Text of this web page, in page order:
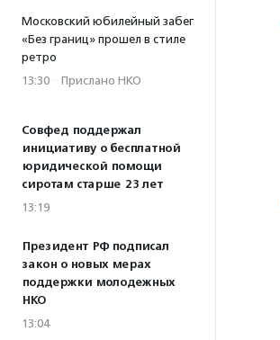
Московский юбилейный забег
«Без границ» прошел в стиле
ретро
13:30 · Прислано НКО
Совфед поддержал
инициативу о бесплатной
юридической помощи
сиротам старше 23 лет
13:19
Президент РФ подписал
закон о новых мерах
поддержки молодежных
НКО
13:04